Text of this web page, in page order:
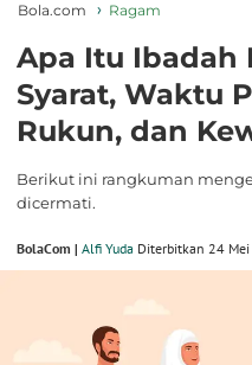
Bola.com Ragam
Apa Itu Ibadah
Syarat, Waktu
Rukun, dan
Berikut ini rangkuman
dicermati.
BolaCom | Alfi Yuda Diterbitkan 24